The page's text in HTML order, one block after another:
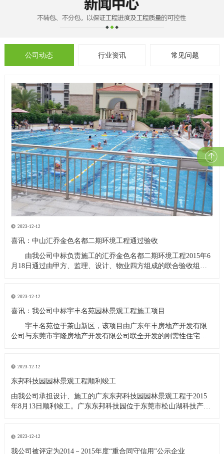
公司动态 行业资讯 常见问题
2023-12-12
喜讯：中山汇乔金色名都二期环境工程通过验收
由我公司中标负责施工的汇乔金色名都二期环境工程2015年6
月18日通过由甲方、监理、设计、物业四方组成的联合验收组的
环境工程施工面积31000平方米，包括园林硬质景观、景观水系、
2023-12-12
喜讯：我公司中标宇丰名苑园林景观工程施工项目
宇丰名苑位于茶山新区，该项目由广东年丰房地产开发有限
公司与东莞市宇隆房地产开发有限公司联全开发的刚需性住宅小
2023-12-12
东邦科技园园林景观工程顺利竣工
由我公司承担设计、施工的广东东邦科技园园林景观工程于2015
年8月13日顺利竣工。广东东邦科技园位于东莞市松山湖科技产业
体育场地及设施、小品设施、道路及景观照明、给排水及绿化
2023-12-12
我公司被评定为2014－2015年度“重合同守信用”公示企业